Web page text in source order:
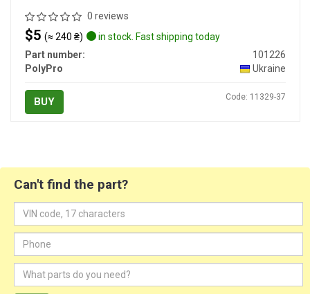
0 reviews
$5 (≈ 240 ₴)
in stock. Fast shipping today
Part number:
101226
PolyPro
Ukraine
BUY Code: 11329-37
Can't find the part?